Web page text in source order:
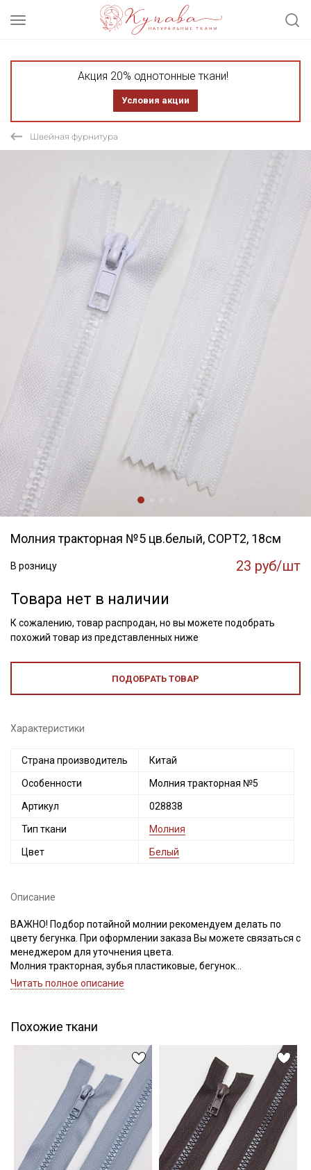
Акция 20% однотонные ткани!
Условия акции
Швейная фурнитура
Молния тракторная №5 цв.белый, СОРТ2, 18см
В розницу 23 руб/шт
Товара нет в наличии
К сожалению, товар распродан, но вы можете подобрать
похожий товар из представленных ниже
ПОДОБРАТЬ ТОВАР
Характеристики
Страна производитель Китай
Особенности Молния тракторная №5
Артикул 028838
Тип ткани Молния
Цвет Белый
Описание
ВАЖНО! Подбор потайной молнии рекомендуем делать по
цвету бегунка. При оформлении заказа Вы можете связаться с
менеджером для уточнения цвета.
Молния тракторная, зубья пластиковые, бегунок
металлический, номер соответствует ширине зубьев.
Читать полное описание
Похожие ткани
Секретная рассылка от Купава
Мы публикуем здесь дополнительные
промокоды и скидки до 30% на узкие
Электронная почта
Подписаться
данных
ДаюСогласие на получение рекламных и
информационных рассылок